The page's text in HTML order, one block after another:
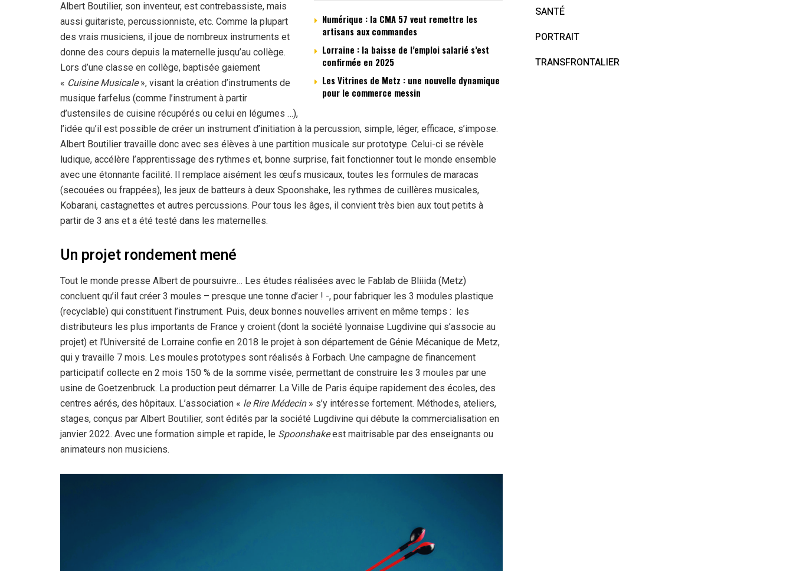
Numérique : la CMA 57 veut remettre les
artisans aux commandes
Lorraine : la baisse de l’emploi salarié s’est
confirmée en 2025
Les Vitrines de Metz : une nouvelle dynamique
pour le commerce messin
Albert Boutilier, son inventeur, est contrebassiste, mais
aussi guitariste, percussionniste, etc. Comme la plupart
des vrais musiciens, il joue de nombreux instruments et
donne des cours depuis la maternelle jusqu’au collège.
Lors d’une classe en collège, baptisée gaiement
« Cuisine Musicale», visant la création d’instruments de
musique farfelus (comme l’instrument à partir
d’ustensiles de cuisine récupérés ou celui en légumes …),
l’idée qu’il est possible de créer un instrument d’initiation à la percussion, simple, léger, efficace, s’impose.
Albert Boutilier travaille donc avec ses élèves à une partition musicale sur prototype. Celui-ci se révèle
ludique, accélère l’apprentissage des rythmes et, bonne surprise, fait fonctionner tout le monde ensemble
avec une étonnante facilité. Il remplace aisément les œufs musicaux, toutes les formules de maracas
(secouées ou frappées), les jeux de batteurs à deux Spoonshake, les rythmes de cuillères musicales,
Kobarani, castagnettes et autres percussions. Pour tous les âges, il convient très bien aux tout petits à
partir de 3 ans et a été testé dans les maternelles.
Un projet rondement mené
Tout le monde presse Albert de poursuivre… Les études réalisées avec le Fablab de Bliiida (Metz)
concluent qu’il faut créer 3 moules – presque une tonne d’acier ! -, pour fabriquer les 3 modules plastique
(recyclable) qui constituent l’instrument. Puis, deux bonnes nouvelles arrivent en même temps : les
distributeurs les plus importants de France y croient (dont la société lyonnaise Lugdivine qui s’associe au
projet) et l’Université de Lorraine confie en 2018 le projet à son département de Génie Mécanique de Metz,
qui y travaille 7 mois. Les moules prototypes sont réalisés à Forbach. Une campagne de financement
participatif collecte en 2 mois 150 % de la somme visée, permettant de construire les 3 moules par une
usine de Goetzenbruck. La production peut démarrer. La Ville de Paris équipe rapidement des écoles, des
centres aérés, des hôpitaux. L’association « le Rire Médecin» s’y intéresse fortement. Méthodes, ateliers,
stages, conçus par Albert Boutilier, sont édités par la société Lugdivine qui débute la commercialisation en
janvier 2022. Avec une formation simple et rapide, le Spoonshakeest maitrisable par des enseignants ou
animateurs non musiciens.
SANTÉ
PORTRAIT
TRANSFRONTALIER